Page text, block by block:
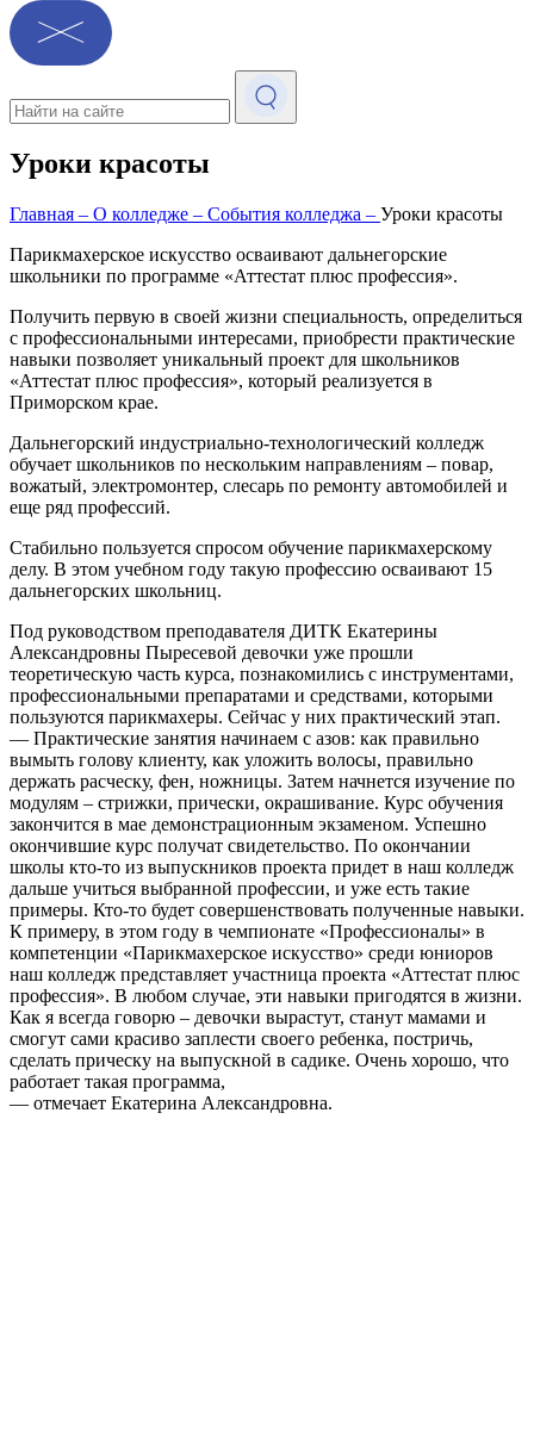
Уроки красоты
Главная – О колледже – События колледжа – Уроки красоты
Парикмахерское искусство осваивают дальнегорские
школьники по программе «Аттестат плюс профессия».
Получить первую в своей жизни специальность, определиться
с профессиональными интересами, приобрести практические
навыки позволяет уникальный проект для школьников
«Аттестат плюс профессия», который реализуется в
Приморском крае.
Дальнегорский индустриально-технологический колледж
обучает школьников по нескольким направлениям – повар,
вожатый, электромонтер, слесарь по ремонту автомобилей и
еще ряд профессий.
Стабильно пользуется спросом обучение парикмахерскому
делу. В этом учебном году такую профессию осваивают 15
дальнегорских школьниц.
Под руководством преподавателя ДИТК Екатерины
Александровны Пыресевой девочки уже прошли
теоретическую часть курса, познакомились с инструментами,
профессиональными препаратами и средствами, которыми
пользуются парикмахеры. Сейчас у них практический этап.
— Практические занятия начинаем с азов: как правильно
вымыть голову клиенту, как уложить волосы, правильно
держать расческу, фен, ножницы. Затем начнется изучение по
модулям – стрижки, прически, окрашивание. Курс обучения
закончится в мае демонстрационным экзаменом. Успешно
окончившие курс получат свидетельство. По окончании
школы кто-то из выпускников проекта придет в наш колледж
дальше учиться выбранной профессии, и уже есть такие
примеры. Кто-то будет совершенствовать полученные навыки.
К примеру, в этом году в чемпионате «Профессионалы» в
компетенции «Парикмахерское искусство» среди юниоров
наш колледж представляет участница проекта «Аттестат плюс
профессия». В любом случае, эти навыки пригодятся в жизни.
Как я всегда говорю – девочки вырастут, станут мамами и
смогут сами красиво заплести своего ребенка, постричь,
сделать прическу на выпускной в садике. Очень хорошо, что
работает такая программа,
— отмечает Екатерина Александровна.